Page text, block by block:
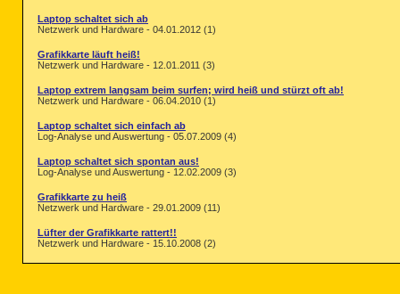
Laptop schaltet sich ab
Netzwerk und Hardware - 04.01.2012 (1)
Grafikkarte läuft heiß!
Netzwerk und Hardware - 12.01.2011 (3)
Laptop extrem langsam beim surfen; wird heiß und stürzt oft ab!
Netzwerk und Hardware - 06.04.2010 (1)
Laptop schaltet sich einfach ab
Log-Analyse und Auswertung - 05.07.2009 (4)
Laptop schaltet sich spontan aus!
Log-Analyse und Auswertung - 12.02.2009 (3)
Grafikkarte zu heiß
Netzwerk und Hardware - 29.01.2009 (11)
Lüfter der Grafikkarte rattert!!
Netzwerk und Hardware - 15.10.2008 (2)